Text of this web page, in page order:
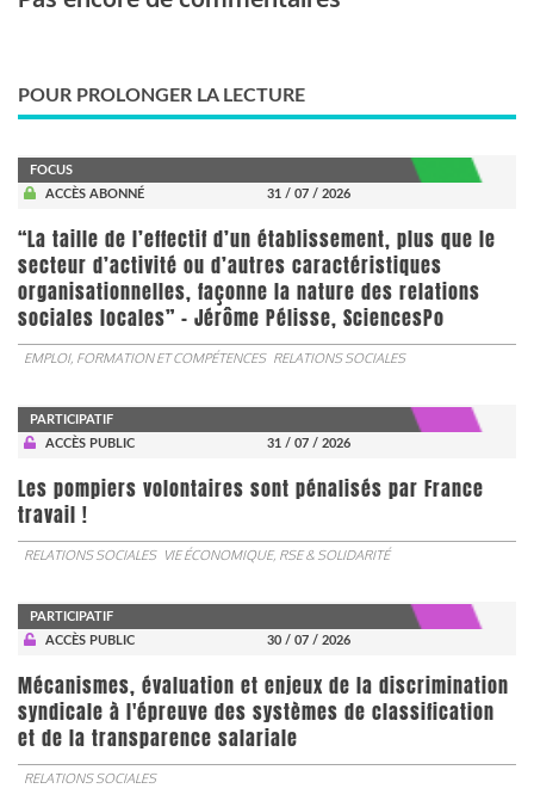
POUR PROLONGER LA LECTURE
FOCUS
ACCÈS ABONNÉ
31 / 07 / 2026
“La taille de l’effectif d’un établissement, plus que le
secteur d’activité ou d’autres caractéristiques
organisationnelles, façonne la nature des relations
sociales locales” - Jérôme Pélisse, SciencesPo
EMPLOI, FORMATION ET COMPÉTENCES RELATIONS SOCIALES
PARTICIPATIF
ACCÈS PUBLIC
31 / 07 / 2026
Les pompiers volontaires sont pénalisés par France
travail !
RELATIONS SOCIALES VIE ÉCONOMIQUE, RSE & SOLIDARITÉ
PARTICIPATIF
ACCÈS PUBLIC
30 / 07 / 2026
Mécanismes, évaluation et enjeux de la discrimination
syndicale à l'épreuve des systèmes de classification
et de la transparence salariale
RELATIONS SOCIALES